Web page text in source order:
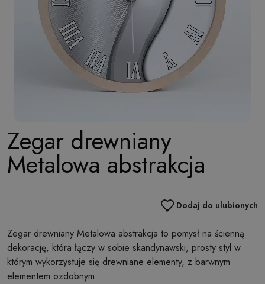
Zegar drewniany
Metalowa abstrakcja
Dodaj do ulubionych
Zegar drewniany Metalowa abstrakcja to pomysł na ścienną
dekorację, która łączy w sobie skandynawski, prosty styl w
którym wykorzystuje się drewniane elementy, z barwnym
elementem ozdobnym.